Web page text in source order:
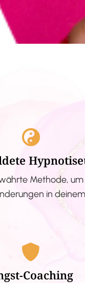
Methode,
in
Coaching